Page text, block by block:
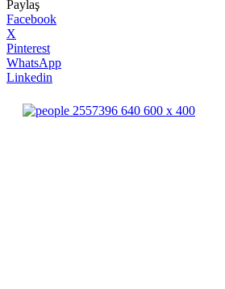
Paylaş
Facebook
X
Pinterest
WhatsApp
Linkedin